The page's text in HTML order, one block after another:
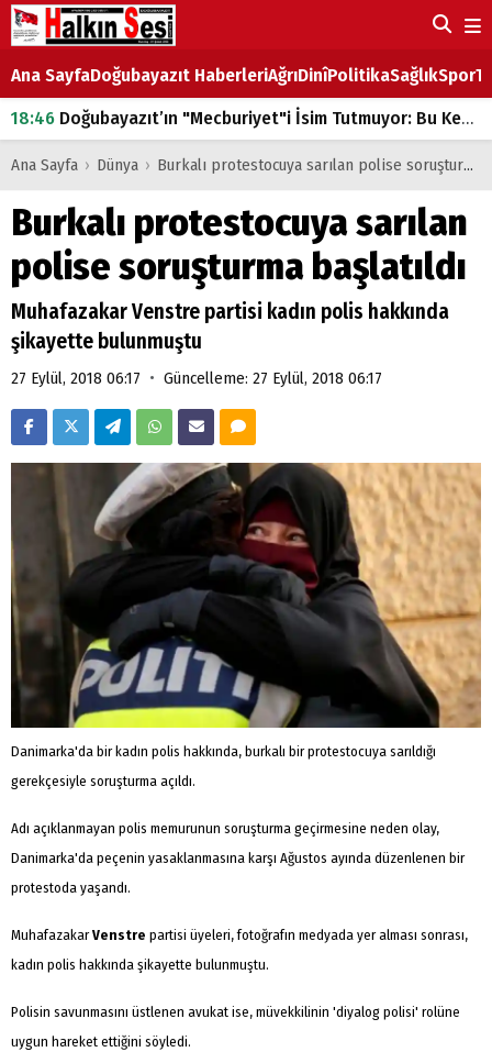
Ana SayfaDoğubayazıt HaberleriAğrıDinîPolitikaSağlıkSpor
18:46 Doğubayazıt’ın "Mecburiyet"i İsim Tutmuyor: Bu Kez de Mem u Zîn Oldu!
07:53Doğubayazıt’ta Ekmek Fiyatlarına Zam
Doğubayazıt'ta çocukların sırtındaki ağır yük
07:00
DEVLET ve HÜKÜMET
18:29ÇARŞI CADDESİ YAZ BOZ TAHTASI
Ana Sayfa › Dünya › Burkalı protestocuya sarılan polise soruşturma başlatıldı
Burkalı protestocuya sarılan
polise soruşturma başlatıldı
Muhafazakar Venstre partisi kadın polis hakkında
şikayette bulunmuştu
27 Eylül, 2018 06:17 • Güncelleme: 27 Eylül, 2018 06:17
Danimarka'da bir kadın polis hakkında, burkalı bir protestocuya sarıldığı
gerekçesiyle soruşturma açıldı.
Adı açıklanmayan polis memurunun soruşturma geçirmesine neden olay,
Danimarka'da peçenin yasaklanmasına karşı Ağustos ayında düzenlenen bir
protestoda yaşandı.
MuhafazakarVenstre partisi üyeleri, fotoğrafın medyada yer alması sonrası,
kadın polis hakkında şikayette bulunmuştu.
Polisin savunmasını üstlenen avukat ise, müvekkilinin 'diyalog polisi' rolüne
uygun hareket ettiğini söyledi.